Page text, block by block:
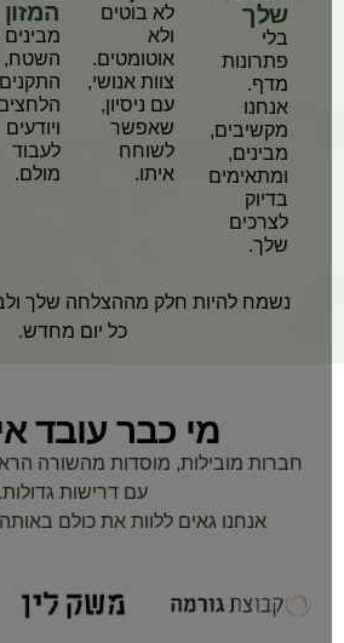
שלך
בלי
פתרונות
מדף.
אנחנו
מקשיבים,
מבינים,
ומתאימים
בדיוק
לצרכים
שלך.
לא בוטים
ולא
אוטומטים.
צוות אנושי,
עם ניסיון,
שאפשר
לשוחח
איתו.
המזון
מבינים
השטח,
התקנים,
הלחצים
ויודעים
לעבוד
מולם.
נשמח להיות חלק מההצלחה שלך
כל יום מחדש.
מי כבר עובד
חברות מובילות, מוסדות מהשורה
עם דרישות גדולות.
אנחנו גאים ללוות את כולם